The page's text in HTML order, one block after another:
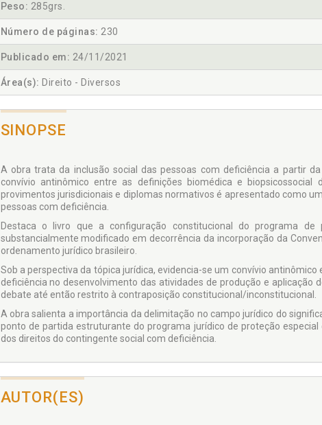
Peso: 285grs.
Número de páginas: 230
Publicado em: 24/11/2021
Área(s): Direito - Diversos
SINOPSE
A obra trata da inclusão social das pessoas com deficiência a partir
convívio antinômico entre as definições biomédica e
provimentos jurisdicionais e diplomas normativos é apresentado como
pessoas com deficiência.
Destaca o livro que a configuração constitucional do programa
substancialmente modificado em decorrência da incorporação da
ordenamento jurídico brasileiro.
Sob a perspectiva da tópica jurídica, evidencia-se um convívio
deficiência no desenvolvimento das atividades de produção e aplicação
debate até então restrito à contraposição constitucional/inconstitucional.
A obra salienta a importância da delimitação no campo jurídico do
ponto de partida estruturante do programa jurídico de proteção
dos direitos do contingente social com deficiência.
AUTOR(ES)